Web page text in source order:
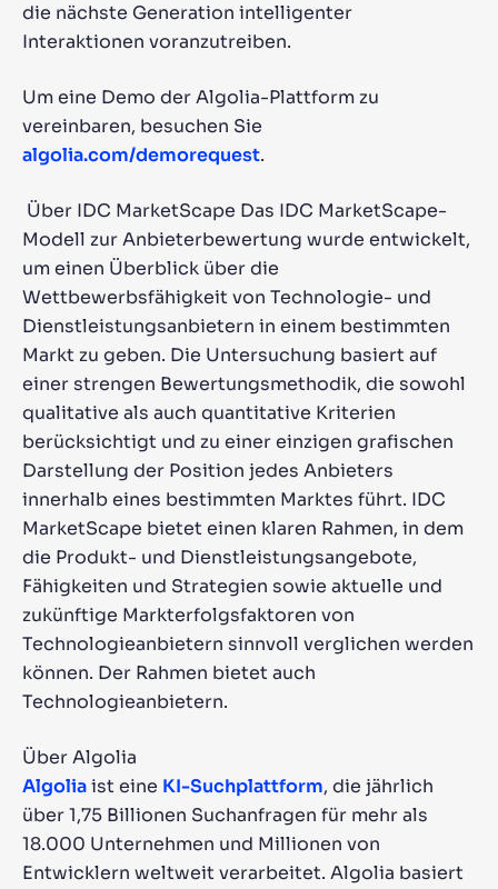
die nächste Generation intelligenter
Interaktionen voranzutreiben.
Um eine Demo der Algolia-Plattform zu
vereinbaren, besuchen Sie
algolia.com/demorequest.
Über IDC MarketScape Das IDC MarketScape-
Modell zur Anbieterbewertung wurde entwickelt,
um einen Überblick über die
Wettbewerbsfähigkeit von Technologie- und
Dienstleistungsanbietern in einem bestimmten
Markt zu geben. Die Untersuchung basiert auf
einer strengen Bewertungsmethodik, die sowohl
qualitative als auch quantitative Kriterien
berücksichtigt und zu einer einzigen grafischen
Darstellung der Position jedes Anbieters
innerhalb eines bestimmten Marktes führt. IDC
MarketScape bietet einen klaren Rahmen, in dem
die Produkt- und Dienstleistungsangebote,
Fähigkeiten und Strategien sowie aktuelle und
zukünftige Markterfolgsfaktoren von
Technologieanbietern sinnvoll verglichen werden
können. Der Rahmen bietet auch
Technologieanbietern.
Über Algolia
Algoliaist eine KI-Suchplattform, die jährlich
über 1,75 Billionen Suchanfragen für mehr als
18.000 Unternehmen und Millionen von
Entwicklern weltweit verarbeitet. Algolia basiert